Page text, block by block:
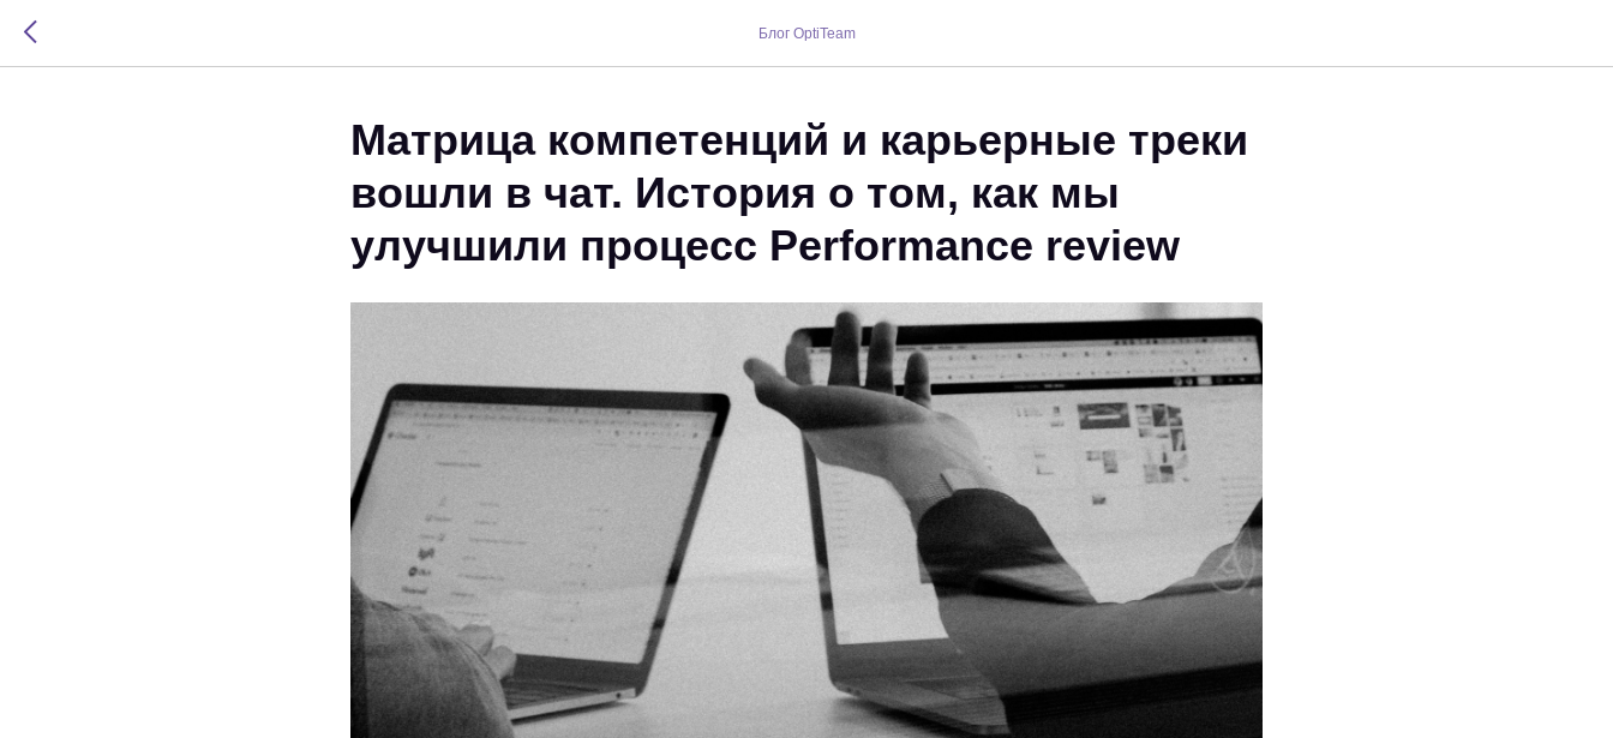
Блог OptiTeam
Матрица компетенций и карьерные треки
вошли в чат. История о том, как мы
улучшили процесс Performance review